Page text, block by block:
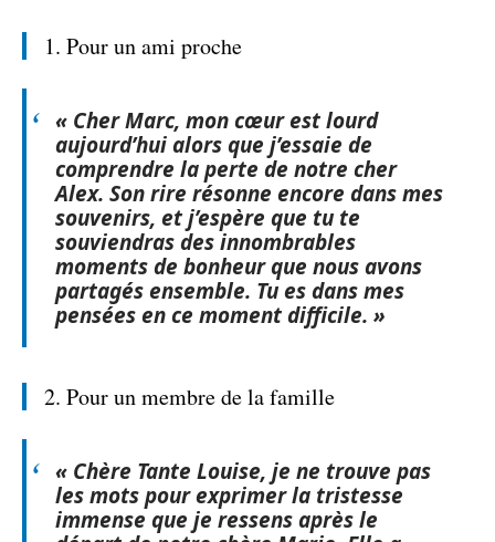
1. Pour un ami proche
« Cher Marc, mon cœur est lourd
aujourd’hui alors que j’essaie de
comprendre la perte de notre cher
Alex. Son rire résonne encore dans mes
souvenirs, et j’espère que tu te
souviendras des innombrables
moments de bonheur que nous avons
partagés ensemble. Tu es dans mes
pensées en ce moment difficile. »
2. Pour un membre de la famille
« Chère Tante Louise, je ne trouve pas
les mots pour exprimer la tristesse
immense que je ressens après le